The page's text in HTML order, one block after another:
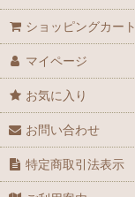
ショッピングカート
マイページ
お気に入り
お問い合わせ
特定商取引法表示